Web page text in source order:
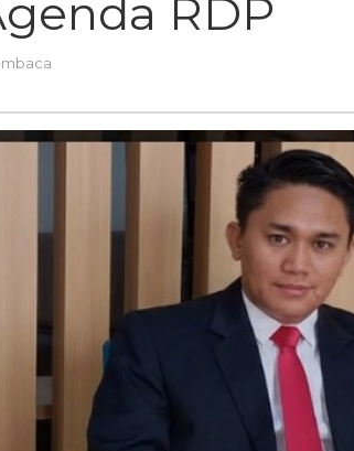
Agenda
RDP
RDP